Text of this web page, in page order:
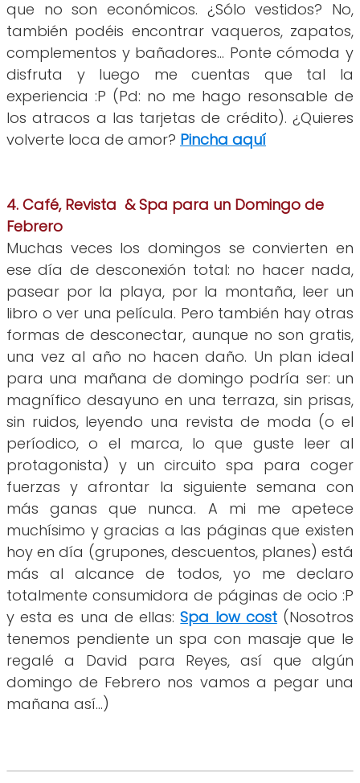
que no son económicos. ¿Sólo vestidos? No,
también podéis encontrar vaqueros, zapatos,
complementos y bañadores... Ponte cómoda y
disfruta y luego me cuentas que tal la
experiencia :P (Pd: no me hago resonsable de
los atracos a las tarjetas de crédito). ¿Quieres
volverte loca de amor? Pincha aquí
4. Café, Revista & Spa para un Domingo de
Febrero
Muchas veces los domingos se convierten en
ese día de desconexión total: no hacer nada,
pasear por la playa, por la montaña, leer un
libro o ver una película. Pero también hay otras
formas de desconectar, aunque no son gratis,
una vez al año no hacen daño. Un plan ideal
para una mañana de domingo podría ser: un
magnífico desayuno en una terraza, sin prisas,
sin ruidos, leyendo una revista de moda (o el
períodico, o el marca, lo que guste leer al
protagonista) y un circuito spa para coger
fuerzas y afrontar la siguiente semana con
más ganas que nunca. A mi me apetece
muchísimo y gracias a las páginas que existen
hoy en día (grupones, descuentos, planes) está
más al alcance de todos, yo me declaro
totalmente consumidora de páginas de ocio :P
y esta es una de ellas:Spa low cost(Nosotros
tenemos pendiente un spa con masaje que le
regalé a David para Reyes, así que algún
domingo de Febrero nos vamos a pegar una
mañana así...)